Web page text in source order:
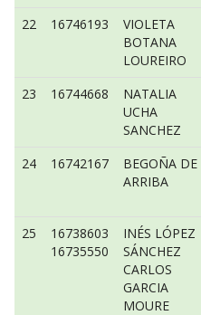
22
16746193
VIOLETA
BOTANA
LOUREIRO
23
16744668
NATALIA
UCHA
SANCHEZ
24
16742167
BEGOÑA DE
ARRIBA
25
16738603
16735550
INÉS LÓPEZ
SÁNCHEZ
CARLOS
GARCIA
MOURE